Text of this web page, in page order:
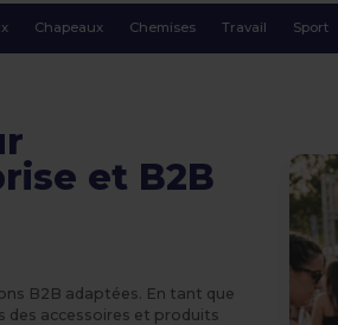
Chapeaux Chemises Travail Sport
et B2B
B2B adaptées. En tant que
des accessoires et produits